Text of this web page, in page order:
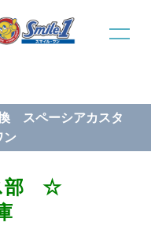
ーシアカスタム 兵庫県
スペーシアカスタ
ン
部 ☆